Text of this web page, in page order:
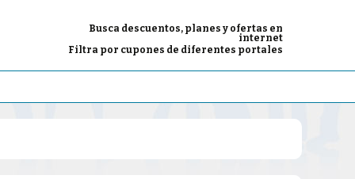
Busca descuentos, planes y ofertas en
internet
Filtra por cupones de diferentes portales